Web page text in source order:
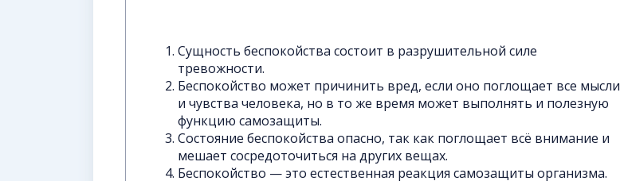
Сущность беспокойства состоит в разрушительной силе
тревожности.
Беспокойство может причинить вред, если оно поглощает все мысли
и чувства человека, но в то же время может выполнять и полезную
функцию самозащиты.
Состояние беспокойства опасно, так как поглощает всё внимание и
мешает сосредоточиться на других вещах.
Беспокойство — это естественная реакция самозащиты организма.